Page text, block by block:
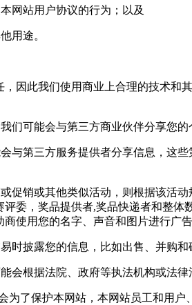
站用户协议的行为；以及
用途。
此我们使用商业上合理的技术和
可能会与第三方商业伙伴分享您的
第三方服务提供者分享信息，这些
销或其他类似活动，则根据该活动
委，奖品提供者,奖品快递者和整
使用您的名字、声音和图片进行广告
披露您的信息，比如出售、并购和
根据法院、政府等执法机构或法律
了保护本网站，本网站员工和用户